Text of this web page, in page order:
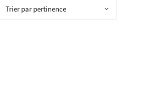
Trier par pertinence